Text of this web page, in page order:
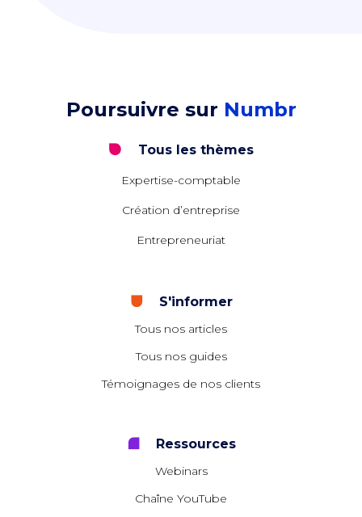
Poursuivre sur Numbr
Tous les thèmes
Expertise-comptable
Création d’entreprise
Entrepreneuriat
S'informer
Tous nos articles
Tous nos guides
Témoignages de nos clients
Ressources
Webinars
Chaîne YouTube